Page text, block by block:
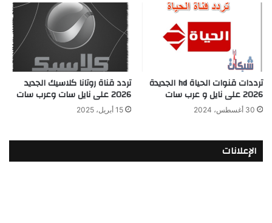
ترددات قنوات الحياة hd الجديدة
2026 على نايل و عرب سات
30 أغسطس، 2024
تردد قناة روتانا كلاسيك الجديد
2026 على نايل سات وعرب سات
15 أبريل، 2025
الإعلانات